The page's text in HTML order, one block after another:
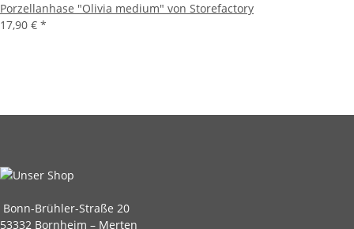
Porzellanhase "Olivia medium" von Storefactory
17,90 € *
Bonn-Brühler-Straße 20
53332 Bornheim – Merten